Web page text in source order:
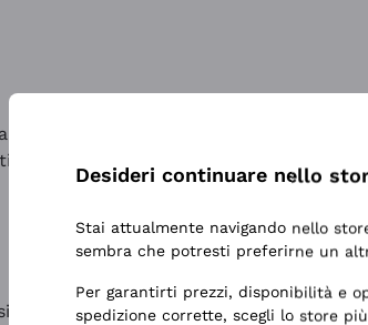
prodotti diversi e con un ampio
e preparato. Vini ben
Desideri continuare nello
Stai attualmente navigando nello
sembra che potresti preferirne un
Per garantirti prezzi, disponibilità e
spedizione corrette, scegli lo store